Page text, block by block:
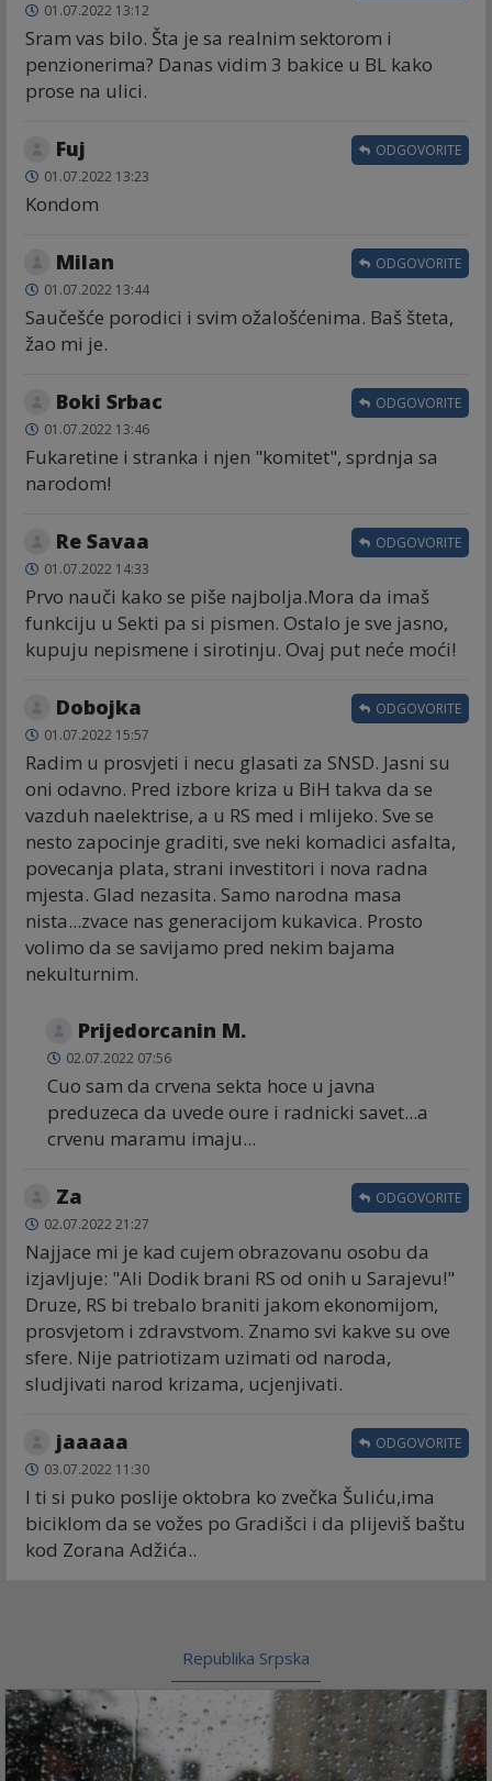
01.07.2022 13:12
Sram vas bilo. Šta je sa realnim sektorom i
penzionerima? Danas vidim 3 bakice u BL kako
prose na ulici.
Fuj
01.07.2022 13:23
Kondom
ODGOVORITE
Milan
01.07.2022 13:44
Saučešće porodici i svim ožalošćenima. Baš šteta,
žao mi je.
ODGOVORITE
Boki Srbac
01.07.2022 13:46
Fukaretine i stranka i njen "komitet", sprdnja sa
narodom!
ODGOVORITE
Re Savaa
01.07.2022 14:33
Prvo nauči kako se piše najbolja.Mora da imaš
funkciju u Sekti pa si pismen. Ostalo je sve jasno,
kupuju nepismene i sirotinju. Ovaj put neće moći!
ODGOVORITE
Dobojka
01.07.2022 15:57
Radim u prosvjeti i necu glasati za SNSD. Jasni su
oni odavno. Pred izbore kriza u BiH takva da se
vazduh naelektrise, a u RS med i mlijeko. Sve se
nesto zapocinje graditi, sve neki komadici asfalta,
povecanja plata, strani investitori i nova radna
mjesta. Glad nezasita. Samo narodna masa
nista...zvace nas generacijom kukavica. Prosto
volimo da se savijamo pred nekim bajama
nekulturnim.
ODGOVORITE
Prijedorcanin M.
02.07.2022 07:56
Cuo sam da crvena sekta hoce u javna
preduzeca da uvede oure i radnicki savet...a
crvenu maramu imaju...
Za
02.07.2022 21:27
Najjace mi je kad cujem obrazovanu osobu da
izjavljuje: "Ali Dodik brani RS od onih u Sarajevu!"
Druze, RS bi trebalo braniti jakom ekonomijom,
prosvjetom i zdravstvom. Znamo svi kakve su ove
sfere. Nije patriotizam uzimati od naroda,
sludjivati narod krizama, ucjenjivati.
ODGOVORITE
jaaaaa
03.07.2022 11:30
I ti si puko poslije oktobra ko zvečka Šuliću,ima
biciklom da se vožes po Gradišci i da plijeviš baštu
kod Zorana Adžića..
ODGOVORITE
Republika Srpska